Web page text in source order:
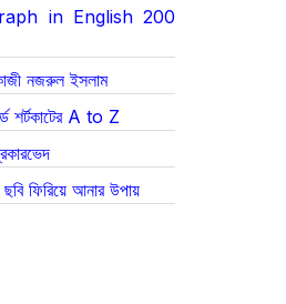
in English 200
নজরুল ইসলাম
শর্টকাটের A to Z
ফিরিয়ে আনার উপায়